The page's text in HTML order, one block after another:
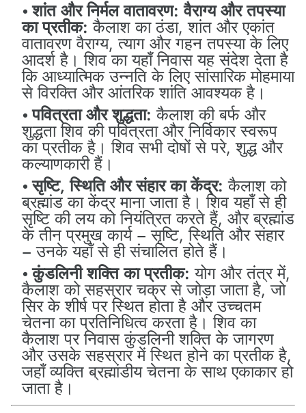
शांत और निर्मल वातावरण: वैराग्य और तपस्या
का प्रतीक: कैलाश का ठंडा, शांत और एकांत
वातावरण वैराग्य, त्याग और गहन तपस्या के लिए
आदर्श है। शिव का यहाँ निवास यह संदेश देता है
कि आध्यात्मिक उन्नति के लिए सांसारिक मोहमाया
से विरक्ति और आंतरिक शांति आवश्यक है।
पवित्रता और शुद्धता: कैलाश की बर्फ और
शुद्धता शिव की पवित्रता और निर्विकार स्वरूप
का प्रतीक है। शिव सभी दोषों से परे, शुद्ध और
कल्याणकारी हैं।
सृष्टि, स्थिति और संहार का केंद्र: कैलाश को
ब्रह्मांड का केंद्र माना जाता है। शिव यहाँ से ही
सृष्टि की लय को नियंत्रित करते हैं, और ब्रह्मांड
के तीन प्रमुख कार्य – सृष्टि, स्थिति और संहार
– उनके यहाँ से ही संचालित होते हैं।
कुंडलिनी शक्ति का प्रतीक: योग और तंत्र में,
कैलाश को सहस्रार चक्र से जोड़ा जाता है, जो
सिर के शीर्ष पर स्थित होता है और उच्चतम
चेतना का प्रतिनिधित्व करता है। शिव का
कैलाश पर निवास कुंडलिनी शक्ति के जागरण
और उसके सहस्रार में स्थित होने का प्रतीक है,
जहाँ व्यक्ति ब्रह्मांडीय चेतना के साथ एकाकार हो
जाता है।